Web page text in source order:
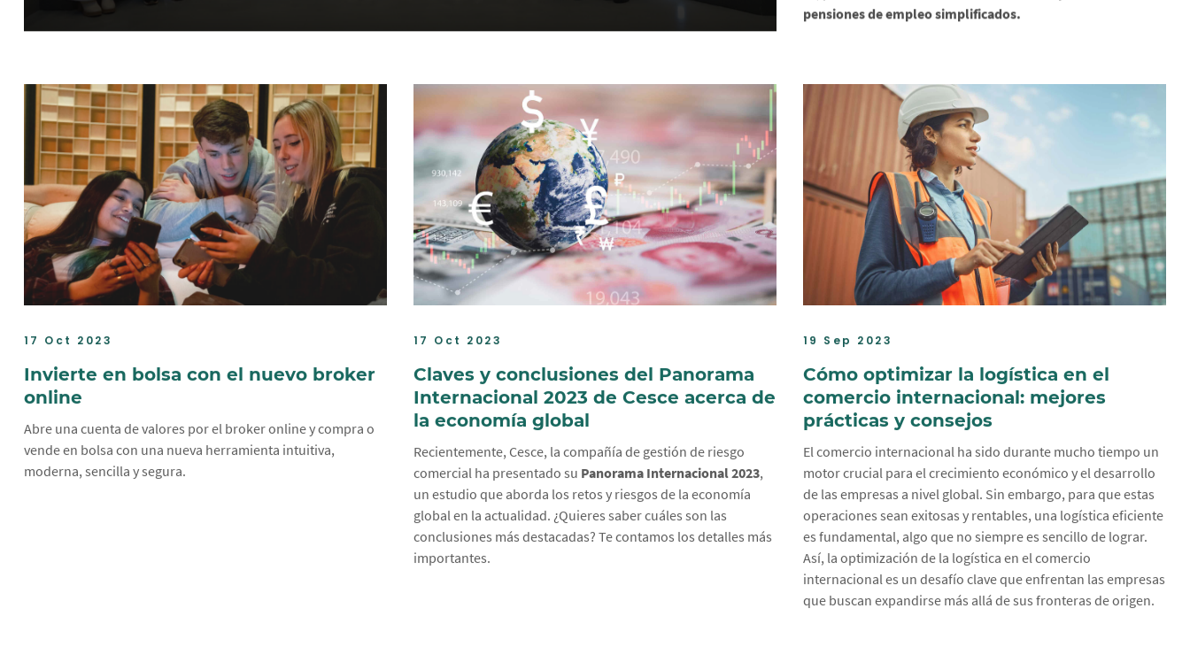
pensiones de empleo simplificados.
Invierte en bolsa con el nuevo broker
online
Abre una cuenta de valores por el broker online y compra o
vende en bolsa con una nueva herramienta intuitiva,
moderna, sencilla y segura.
Claves y conclusiones del Panorama
Internacional 2023 de Cesce acerca de
la economía global
Recientemente, Cesce, la compañía de gestión de riesgo
comercial ha presentado su Panorama Internacional 2023
un estudio que aborda los retos y riesgos de la economía
global en la actualidad. ¿Quieres saber cuáles son las
conclusiones más destacadas? Te contamos los detalles más
importantes.
Cómo optimizar la logística en el
comercio internacional: mejores
prácticas y consejos
El comercio internacional ha sido durante mucho tiempo un
motor crucial para el crecimiento económico y el desarrollo
de las empresas a nivel global. Sin embargo, para que estas
operaciones sean exitosas y rentables, una logística eficiente
es fundamental, algo que no siempre es sencillo de lograr.
Así, la optimización de la logística en el comercio
internacional es un desafío clave que enfrentan las empresas
que buscan expandirse más allá de sus fronteras de origen.